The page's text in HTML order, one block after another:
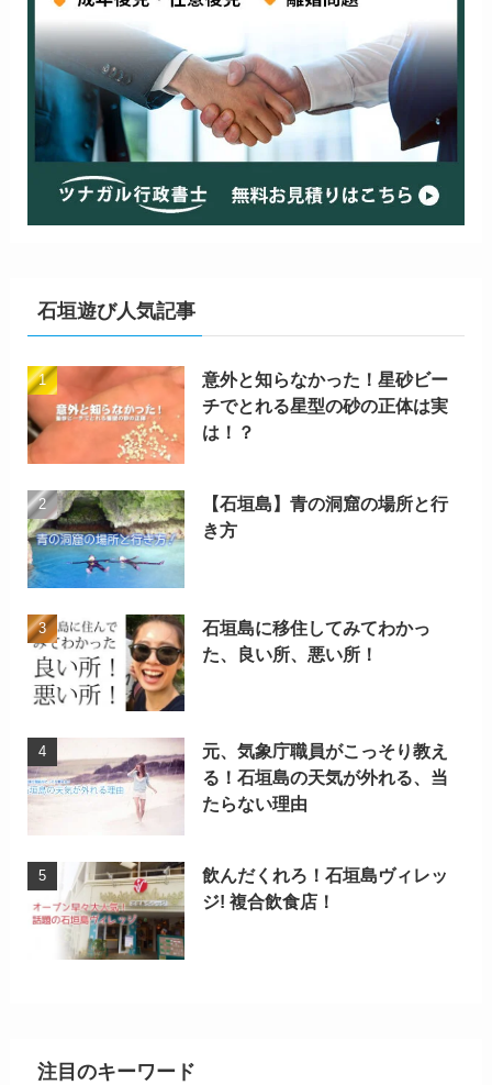
石垣遊び人気記事
意外と知らなかった！星砂ビー
チでとれる星型の砂の正体は実
は！？
【石垣島】青の洞窟の場所と行
き方
石垣島に移住してみてわかっ
た、良い所、悪い所！
元、気象庁職員がこっそり教え
る！石垣島の天気が外れる、当
たらない理由
飲んだくれろ！石垣島ヴィレッ
ジ! 複合飲食店！
注目のキーワード